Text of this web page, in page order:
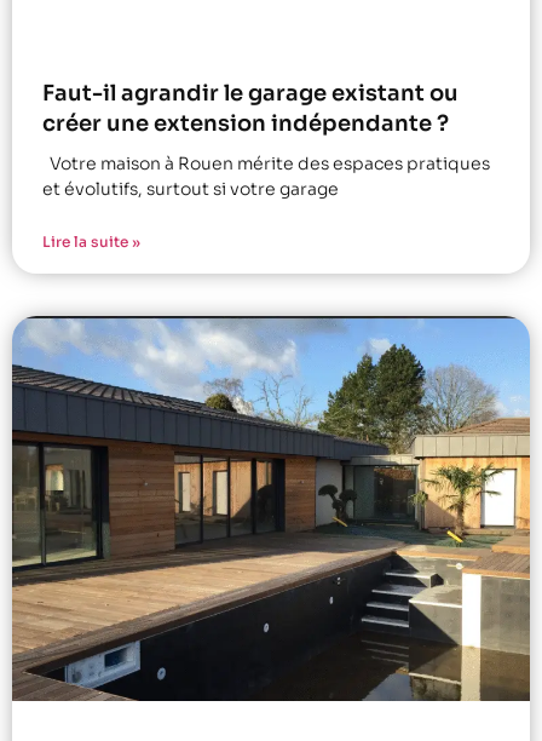
Faut-il agrandir le garage existant ou
créer une extension indépendante ?
Votre maison à Rouen mérite des espaces pratiques
et évolutifs, surtout si votre garage
Lire la suite »